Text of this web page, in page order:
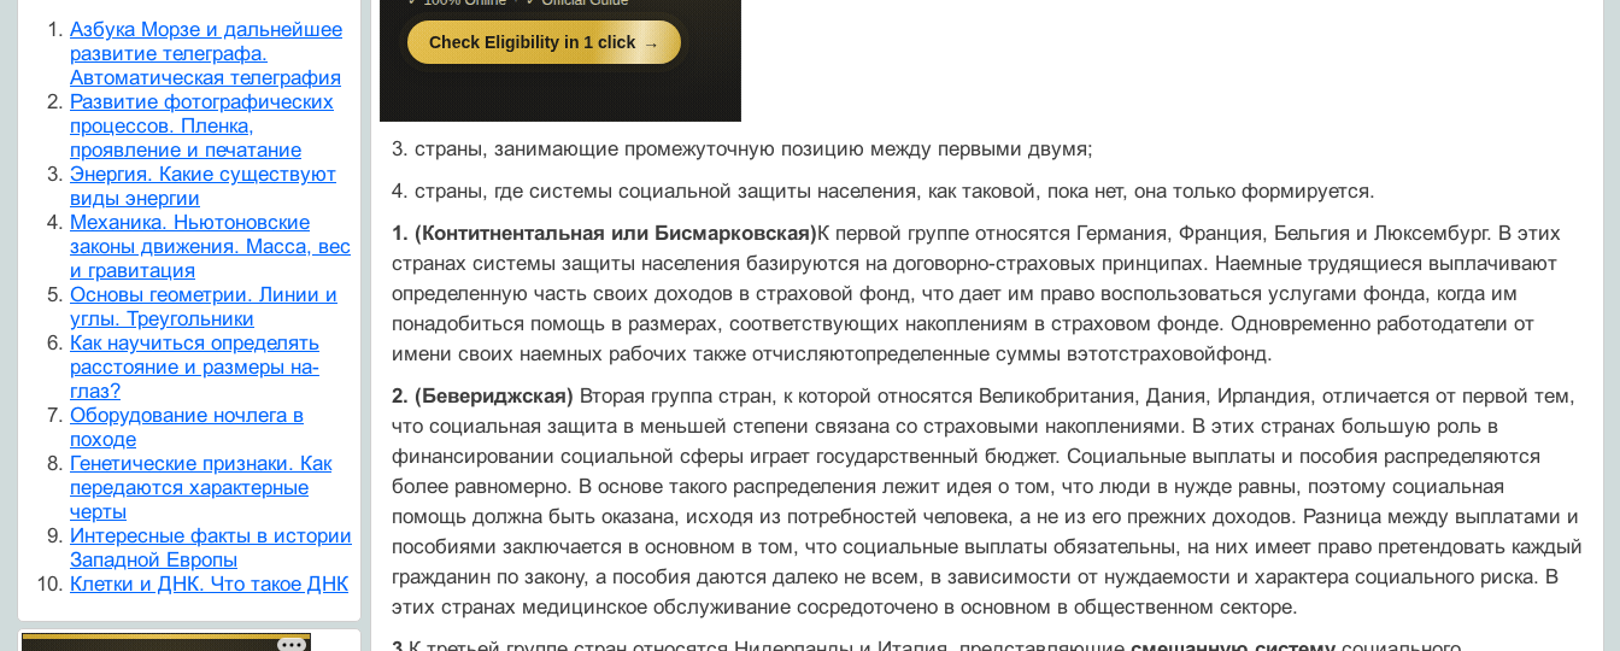
3. страны, занимающие промежуточную позицию между первыми двумя;
4. страны, где системы социальной защиты населения, как таковой, пока нет, она только формируется.
1. (Контитнентальная или Бисмарковская)К первой группе относятся Германия, Франция, Бельгия и Люксембург. В этих
странах системы защиты населения базируются на договорно-страховых принципах. Наемные трудящиеся выплачивают
определенную часть своих доходов в страховой фонд, что дает им право воспользоваться услугами фонда, когда им
понадобиться помощь в размерах, соответствующих накоплениям в страховом фонде. Одновременно работодатели от
имени своих наемных рабочих также отчисляютопределенные суммы вэтотстраховойфонд.
2. (Бевериджская) Вторая группа стран, к которой относятся Великобритания, Дания, Ирландия, отличается от первой тем,
что социальная защита в меньшей степени связана со страховыми накоплениями. В этих странах большую роль в
финансировании социальной сферы играет государственный бюджет. Социальные выплаты и пособия распределяются
более равномерно. В основе такого распределения лежит идея о том, что люди в нужде равны, поэтому социальная
помощь должна быть оказана, исходя из потребностей человека, а не из его прежних доходов. Разница между выплатами и
пособиями заключается в основном в том, что социальные выплаты обязательны, на них имеет право претендовать каждый
гражданин по закону, а пособия даются далеко не всем, в зависимости от нуждаемости и характера социального риска. В
этих странах медицинское обслуживание сосредоточено в основном в общественном секторе.
Азбука Морзе и дальнейшее
развитие телеграфа.
Автоматическая телеграфия
Развитие фотографических
процессов. Пленка,
проявление и печатание
Энергия. Какие существуют
виды энергии
Механика. Ньютоновские
законы движения. Масса, вес
и гравитация
Основы геометрии. Линии и
углы. Треугольники
Как научиться определять
расстояние и размеры на-
глаз?
Оборудование ночлега в
походе
Генетические признаки. Как
передаются характерные
черты
Интересные факты в истории
Западной Европы
Клетки и ДНК. Что такое ДНК